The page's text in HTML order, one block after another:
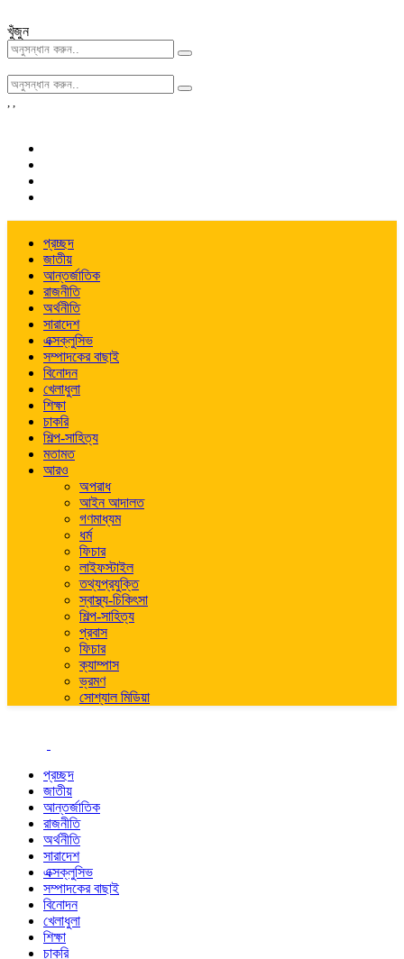
খুঁজুন
, ,
প্রচ্ছদ
জাতীয়
আন্তর্জাতিক
রাজনীতি
অর্থনীতি
সারাদেশ
এক্সক্লুসিভ
সম্পাদকের বাছাই
বিনোদন
খেলাধুলা
শিক্ষা
চাকরি
শিল্প-সাহিত্য
মতামত
আরও
অপরাধ
আইন আদালত
গণমাধ্যম
ধর্ম
ফিচার
লাইফস্টাইল
তথ্যপ্রযুক্তি
স্বাস্থ্য-চিকিৎসা
শিল্প-সাহিত্য
প্রবাস
ফিচার
ক্যাম্পাস
ভ্রমণ
সোশ্যাল মিডিয়া
প্রচ্ছদ
জাতীয়
আন্তর্জাতিক
রাজনীতি
অর্থনীতি
সারাদেশ
এক্সক্লুসিভ
সম্পাদকের বাছাই
বিনোদন
খেলাধুলা
শিক্ষা
চাকরি